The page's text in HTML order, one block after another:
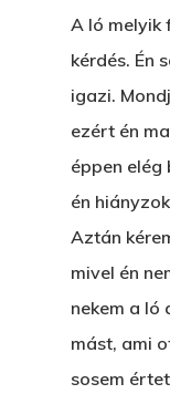
A ló melyik
kérdés. Én
igazi.
ezért én
éppen elég
én
Aztán
mivel én
nekem a ló
mást, ami
sosem